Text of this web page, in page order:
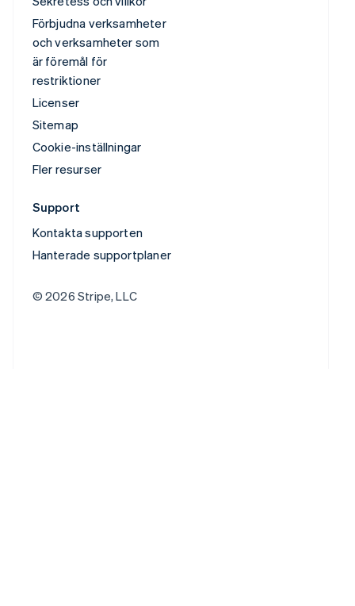
Förbjudna verksamheter
och verksamheter som
är föremål för
restriktioner
Licenser
Sitemap
Cookie-inställningar
Fler resurser
Support
Kontakta supporten
Hanterade supportplaner
© 2026 Stripe, LLC